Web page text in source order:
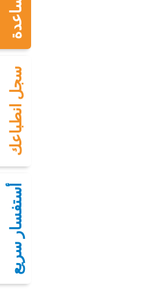
سجل انطباعك
أستفسار سريع